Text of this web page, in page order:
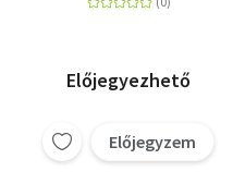
Előjegyezhető
Előjegyzem